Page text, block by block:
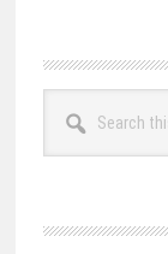
this
website